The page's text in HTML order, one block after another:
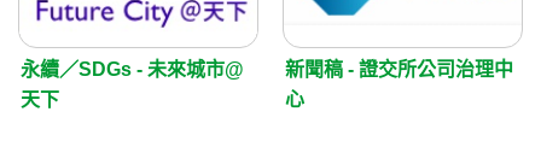
永續／SDGs - 未來城市@
天下
新聞稿 - 證交所公司治理中
心